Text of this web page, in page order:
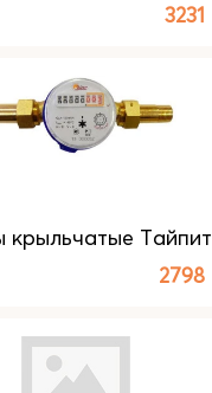
3231
крыльчатые Тайпит
2798